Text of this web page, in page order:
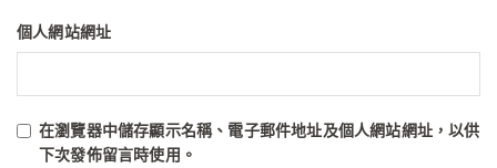
個人網站網址
在瀏覽器中儲存顯示名稱、電子郵件地址及個人網站網址，以供
下次發佈留言時使用。